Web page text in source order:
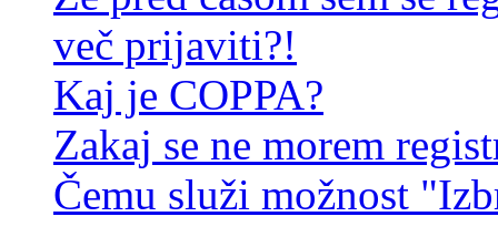
več prijaviti?!
Kaj je COPPA?
Zakaj se ne morem
Čemu služi možnost